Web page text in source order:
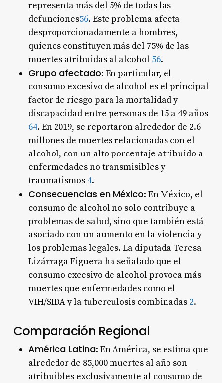
representa más del 5% de todas las
defunciones56. Este problema afecta
desproporcionadamente a hombres,
quienes constituyen más del 75% de las
muertes atribuidas al alcohol 56.
Grupo afectado: En particular, el
consumo excesivo de alcohol es el principal
factor de riesgo para la mortalidad y
discapacidad entre personas de 15 a 49 años
64. En 2019, se reportaron alrededor de 2.6
millones de muertes relacionadas con el
alcohol, con un alto porcentaje atribuido a
enfermedades no transmisibles y
traumatismos 4.
Consecuencias en México: En México, el
consumo de alcohol no solo contribuye a
problemas de salud, sino que también está
asociado con un aumento en la violencia y
los problemas legales. La diputada Teresa
Lizárraga Figuera ha señalado que el
consumo excesivo de alcohol provoca más
muertes que enfermedades como el
VIH/SIDA y la tuberculosis combinadas 2.
Comparación Regional
América Latina: En América, se estima que
alrededor de 85,000 muertes al año son
atribuibles exclusivamente al consumo de